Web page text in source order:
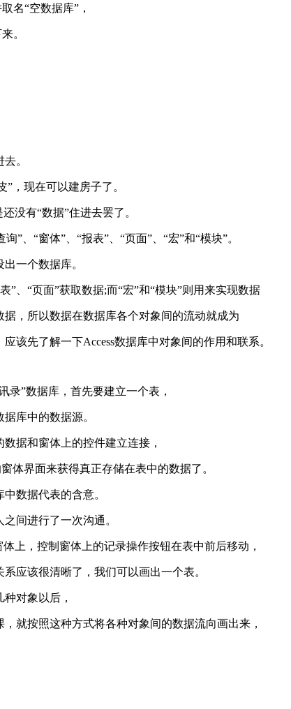
名“空数据库”，
。
。
，现在可以建房子了。
没有“数据”住进去罢了。
”、“窗体”、“报表”、“页面”、“宏”和“模块”。
设出一个数据库。
”、“页面”获取数据;而“宏”和“模块”则用来实现数据
，所以数据在数据库各个对象间的流动就成为
应该先了解一下Access数据库中对象间的作用和联系。
录”数据库，首先要建立一个表，
库中的数据源。
据和窗体上的控件建立连接，
体界面来获得真正存储在表中的数据了。
数据代表的含意。
间进行了一次沟通。
上，控制窗体上的记录操作按钮在表中前后移动，
应该很清晰了，我们可以画出一个表。
对象以后，
就按照这种方式将各种对象间的数据流向画出来，